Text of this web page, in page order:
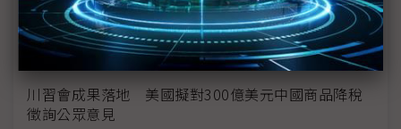
川普關稅再退款206億美元 CBP同步修正兩週前烏
龍數字
川習會成果落地 美國擬對300億美元中國商品降稅
徵詢公眾意見